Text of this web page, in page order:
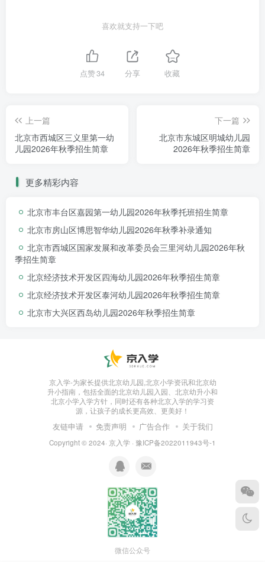
喜欢就支持一下吧
点赞34 分享 收藏
上一篇
北京市西城区三义里第一幼
儿园2026年秋季招生简章
下一篇
北京市东城区明城幼儿园
2026年秋季招生简章
更多精彩内容
北京市丰台区嘉园第一幼儿园2026年秋季托班招生简章
北京市房山区博思智华幼儿园2026年秋季补录通知
北京市西城区国家发展和改革委员会三里河幼儿园2026年秋
季招生简章
北京经济技术开发区四海幼儿园2026年秋季招生简章
北京经济技术开发区泰河幼儿园2026年秋季招生简章
北京市大兴区西岛幼儿园2026年秋季招生简章
京入学-为家长提供北京幼儿园,北京小学资讯和北京幼
升小指南，包括全面的北京幼儿园入园、北京幼升小和
北京小学入学方针，同时还有各种北京入学的学习资
源，让孩子的成长更高效、更美好！
友链申请 免责声明 广告合作 关于我们
Copyright © 2024· 京入学 · 豫ICP备2022011943号-1
微信公众号